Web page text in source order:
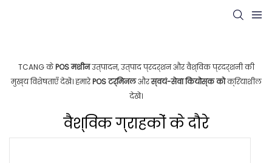
TCANG केPOS मशीनउत्पादन, उत्पाद प्रदर्शन और वैश्विक प्रदर्शनी की
मुख्य विशेषताएँ देखें। हमारेPOS टर्मिनलऔरस्वयं-सेवा कियोस्क कोक्रियाशील
देखें।
वैश्विक ग्राहकों के दौरे